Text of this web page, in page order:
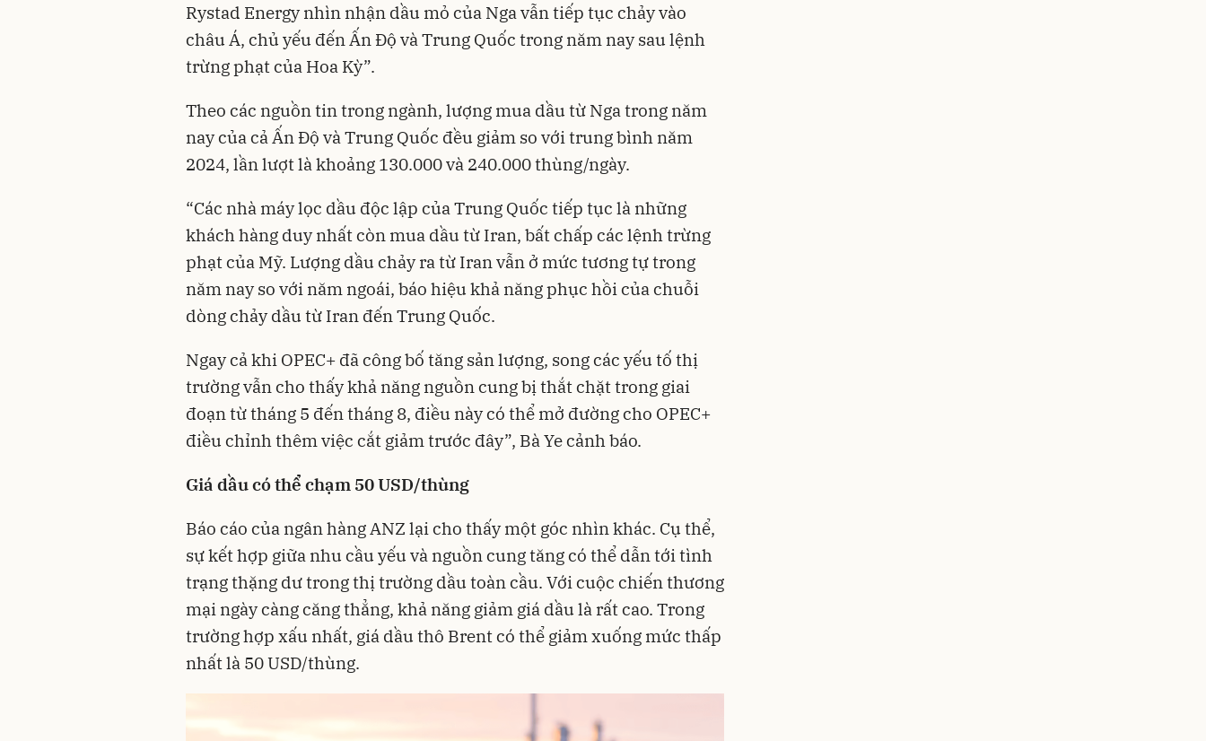
Rystad Energy nhìn nhận dầu mỏ của Nga vẫn tiếp tục chảy vào
châu Á, chủ yếu đến Ấn Độ và Trung Quốc trong năm nay sau lệnh
trừng phạt của Hoa Kỳ”.
Theo các nguồn tin trong ngành, lượng mua dầu từ Nga trong năm
nay của cả Ấn Độ và Trung Quốc đều giảm so với trung bình năm
2024, lần lượt là khoảng 130.000 và 240.000 thùng/ngày.
“Các nhà máy lọc dầu độc lập của Trung Quốc tiếp tục là những
khách hàng duy nhất còn mua dầu từ Iran, bất chấp các lệnh trừng
phạt của Mỹ. Lượng dầu chảy ra từ Iran vẫn ở mức tương tự trong
năm nay so với năm ngoái, báo hiệu khả năng phục hồi của chuỗi
dòng chảy dầu từ Iran đến Trung Quốc.
Ngay cả khi OPEC+ đã công bố tăng sản lượng, song các yếu tố thị
trường vẫn cho thấy khả năng nguồn cung bị thắt chặt trong giai
đoạn từ tháng 5 đến tháng 8, điều này có thể mở đường cho OPEC+
điều chỉnh thêm việc cắt giảm trước đây”, Bà Ye cảnh báo.
Giá dầu có thể chạm 50 USD/thùng
Báo cáo của ngân hàng ANZ lại cho thấy một góc nhìn khác. Cụ thể,
sự kết hợp giữa nhu cầu yếu và nguồn cung tăng có thể dẫn tới tình
trạng thặng dư trong thị trường dầu toàn cầu. Với cuộc chiến thương
mại ngày càng căng thẳng, khả năng giảm giá dầu là rất cao. Trong
trường hợp xấu nhất, giá dầu thô Brent có thể giảm xuống mức thấp
nhất là 50 USD/thùng.